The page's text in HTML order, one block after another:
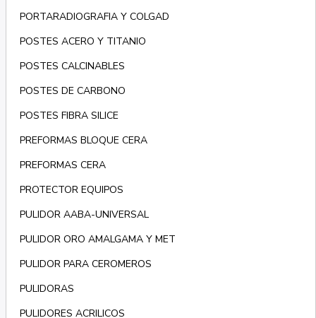
PORTARADIOGRAFIA Y COLGAD
POSTES ACERO Y TITANIO
POSTES CALCINABLES
POSTES DE CARBONO
POSTES FIBRA SILICE
PREFORMAS BLOQUE CERA
PREFORMAS CERA
PROTECTOR EQUIPOS
PULIDOR AABA-UNIVERSAL
PULIDOR ORO AMALGAMA Y MET
PULIDOR PARA CEROMEROS
PULIDORAS
PULIDORES ACRILICOS